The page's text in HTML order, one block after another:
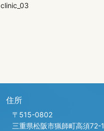
clinic_03
住所
〒515-0802
三重県松阪市猟師町高須72-1